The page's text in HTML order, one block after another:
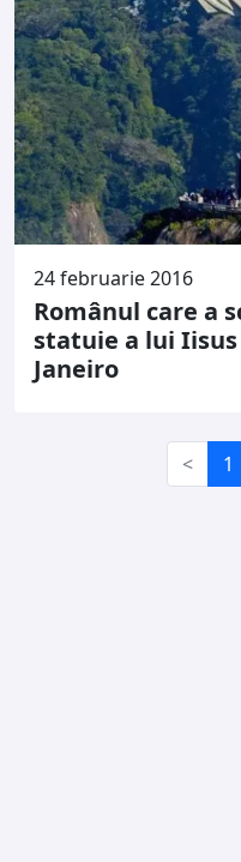
24 februarie 2016
Românul care a
statuie a lui
Janeiro
< 1